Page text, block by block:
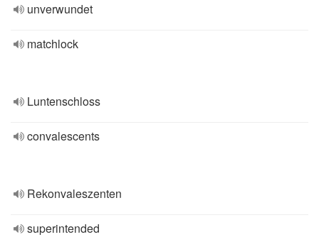
unverwundet
matchlock
Luntenschloss
convalescents
Rekonvaleszenten
superintended